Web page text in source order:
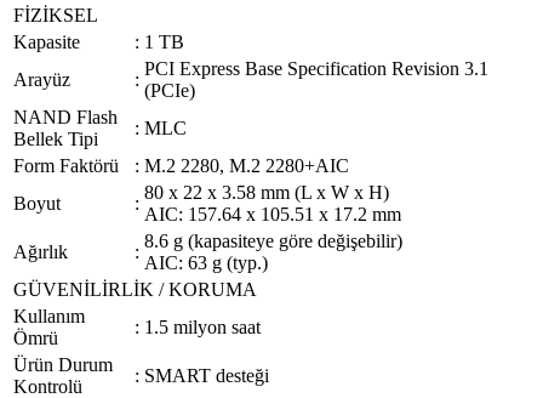
FİZİKSEL
Kapasite
: 1 TB
Arayüz
:
PCI Express Base Specification Revision 3.1
(PCIe)
NAND Flash
Bellek Tipi
: MLC
Form Faktörü
: M.2 2280, M.2 2280+AIC
Boyut
:
80 x 22 x 3.58 mm (L x W x H)
AIC: 157.64 x 105.51 x 17.2 mm
Ağırlık
:
8.6 g (kapasiteye göre değişebilir)
AIC: 63 g (typ.)
GÜVENİLİRLİK / KORUMA
Kullanım
Ömrü
: 1.5 milyon saat
Ürün Durum
Kontrolü
: SMART desteği